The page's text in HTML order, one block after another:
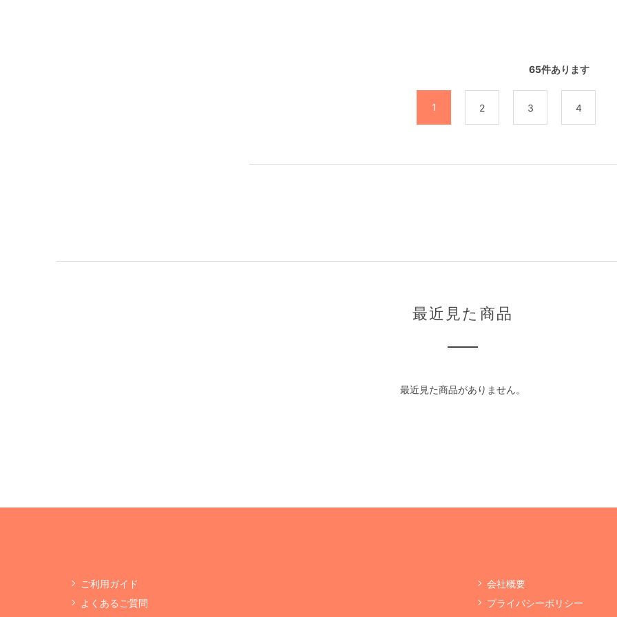
65件あります
1 2 3 4
最近見た商品
最近見た商品がありません。
ご利用ガイド
よくあるご質問
会社概要
プライバシーポリシー